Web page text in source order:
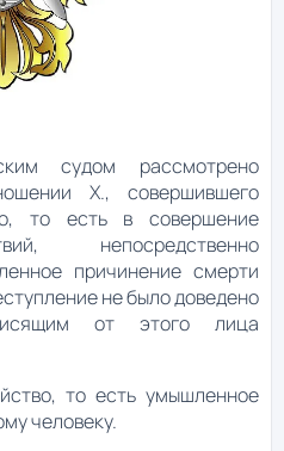
судом рассмотрено
Х., совершившего
то есть в совершение
непосредственно
причинение смерти
не было доведено
от этого лица
то есть умышленное
человеку.